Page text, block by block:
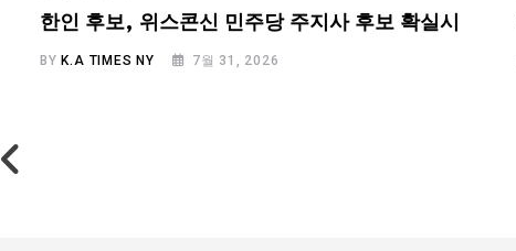
한인 후보, 위스콘신 민주당 주지사 후보 확실시
BYK.A TIMES NY 7월 31, 2026